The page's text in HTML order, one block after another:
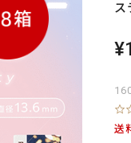
ス
送